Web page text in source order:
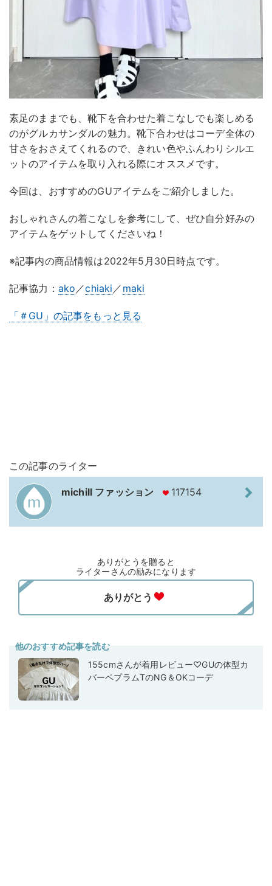
素足のままでも、靴下を合わせた着こなしでも楽しめる
のがグルカサンダルの魅力。靴下合わせはコーデ全体の
甘さをおさえてくれるので、きれい色やふんわりシルエ
ットのアイテムを取り入れる際にオススメです。
今回は、おすすめのGUアイテムをご紹介しました。
おしゃれさんの着こなしを参考にして、ぜひ自分好みの
アイテムをゲットしてくださいね！
※記事内の商品情報は2022年5月30日時点です。
記事協力： ako ／chiaki ／ maki
「＃GU」の記事をもっと見る
この記事のライター
michill ファッション 117154
ありがとうを贈ると
ライターさんの励みになります
他のおすすめ記事を読む
155cmさんが着用レビュー♡GUの体型カ
バーペプラムTのNG＆OKコーデ